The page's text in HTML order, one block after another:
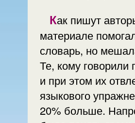
Как пишут авторы, концентрация на
материале
словарь, но
Те, кому говорили
и при этом их
языкового
20% больше.